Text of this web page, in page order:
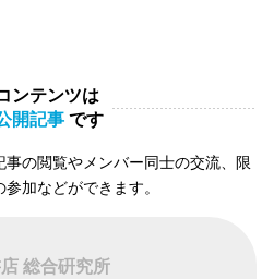
ンテンツは
開記事 です
事の閲覧やメンバー同士の交流、限
加などができます。
総合硏究所